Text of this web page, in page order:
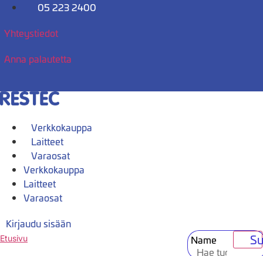
Mene
05 223 2400
Yhteystiedot
Anna palautetta
Verkkokauppa
Laitteet
Varaosat
Verkkokauppa
Laitteet
Varaosat
Kirjaudu sisään
Name
Etusivu